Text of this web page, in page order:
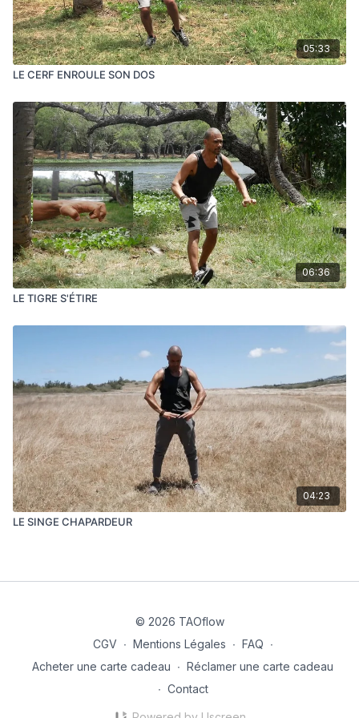
05:33
LE CERF ENROULE SON DOS
06:36
LE TIGRE S'ÉTIRE
04:23
LE SINGE CHAPARDEUR
© 2026 TAOflow
CGV ∙ Mentions Légales ∙ FAQ ∙
Acheter une carte cadeau ∙ Réclamer une carte cadeau
∙ Contact